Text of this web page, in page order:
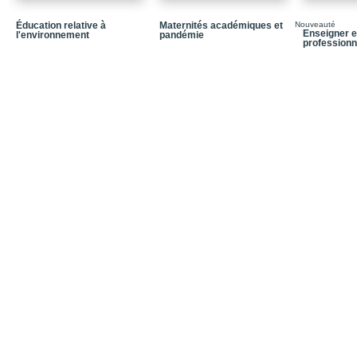
Éducation relative à
l'environnement
Maternités académiques et
pandémie
Nouveauté
Enseigner